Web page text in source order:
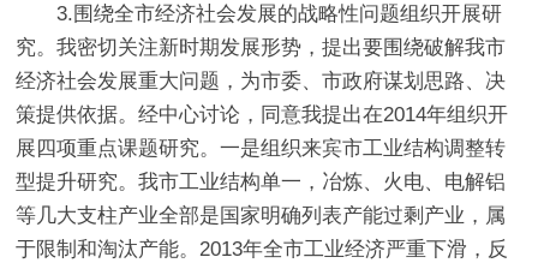
3.围绕全市经济社会发展的战略性问题组织开展研
究。我密切关注新时期发展形势，提出要围绕破解我市
经济社会发展重大问题，为市委、市政府谋划思路、决
策提供依据。经中心讨论，同意我提出在2014年组织开
展四项重点课题研究。一是组织来宾市工业结构调整转
型提升研究。我市工业结构单一，冶炼、火电、电解铝
等几大支柱产业全部是国家明确列表产能过剩产业，属
于限制和淘汰产能。 2013年全市工业经济严重下滑，反